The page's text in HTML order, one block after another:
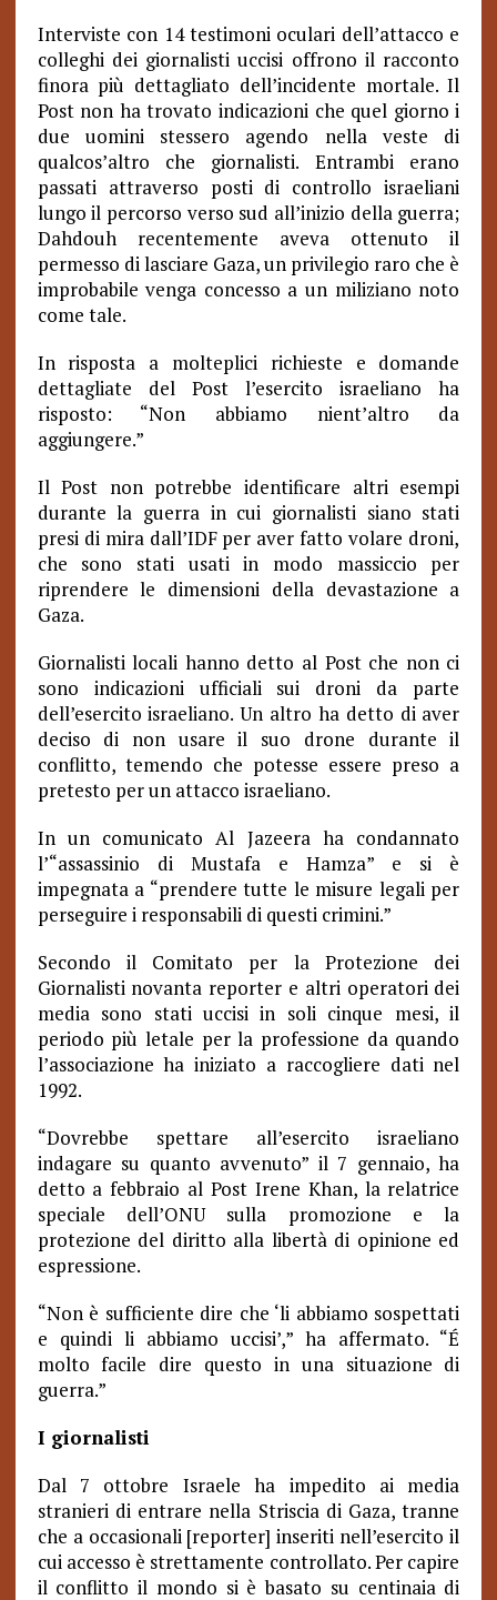
Interviste con 14 testimoni oculari dell’attacco e
colleghi dei giornalisti uccisi offrono il racconto
finora più dettagliato dell’incidente mortale. Il
Post non ha trovato indicazioni che quel giorno i
due uomini stessero agendo nella veste di
qualcos’altro che giornalisti. Entrambi erano
passati attraverso posti di controllo israeliani
lungo il percorso verso sud all’inizio della guerra;
Dahdouh recentemente aveva ottenuto il
permesso di lasciare Gaza, un privilegio raro che è
improbabile venga concesso a un miliziano noto
come tale.
In risposta a molteplici richieste e domande
dettagliate del Post l’esercito israeliano ha
risposto: “Non abbiamo nient’altro da
aggiungere.”
Il Post non potrebbe identificare altri esempi
durante la guerra in cui giornalisti siano stati
presi di mira dall’IDF per aver fatto volare droni,
che sono stati usati in modo massiccio per
riprendere le dimensioni della devastazione a
Gaza.
Giornalisti locali hanno detto al Post che non ci
sono indicazioni ufficiali sui droni da parte
dell’esercito israeliano. Un altro ha detto di aver
deciso di non usare il suo drone durante il
conflitto, temendo che potesse essere preso a
pretesto per un attacco israeliano.
In un comunicato Al Jazeera ha condannato
l’“assassinio di Mustafa e Hamza” e si è
impegnata a “prendere tutte le misure legali per
perseguire i responsabili di questi crimini.”
Secondo il Comitato per la Protezione dei
Giornalisti novanta reporter e altri operatori dei
media sono stati uccisi in soli cinque mesi, il
periodo più letale per la professione da quando
l’associazione ha iniziato a raccogliere dati nel
1992.
“Dovrebbe spettare all’esercito israeliano
indagare su quanto avvenuto” il 7 gennaio, ha
detto a febbraio al Post Irene Khan, la relatrice
speciale dell’ONU sulla promozione e la
protezione del diritto alla libertà di opinione ed
espressione.
“Non è sufficiente dire che ‘li abbiamo sospettati
e quindi li abbiamo uccisi’,” ha affermato. “É
molto facile dire questo in una situazione di
guerra.”
I giornalisti
Dal 7 ottobre Israele ha impedito ai media
stranieri di entrare nella Striscia di Gaza, tranne
che a occasionali [reporter] inseriti nell’esercito il
cui accesso è strettamente controllato. Per capire
il conflitto il mondo si è basato su centinaia di